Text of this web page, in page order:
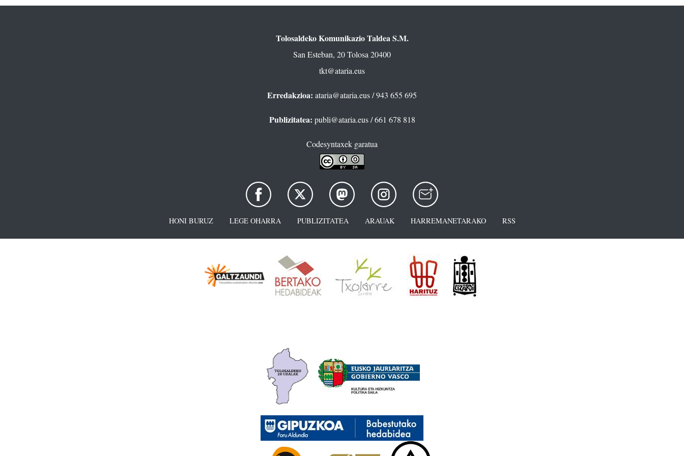
Tolosaldeko Komunikazio Taldea S.M.
San Esteban, 20 Tolosa 20400
tkt@ataria.eus
Erredakzioa: ataria@ataria.eus/ 943 655 695
Publizitatea: publi@ataria.eus/ 661 678 818
Codesyntaxek garatua
HONI BURUZ LEGE OHARRA PUBLIZITATEA ARAUAK HARREMANETARAKO RSS